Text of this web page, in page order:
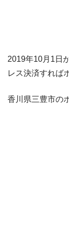
2019年10月1日
レス決済すれば
香川県三豊市の